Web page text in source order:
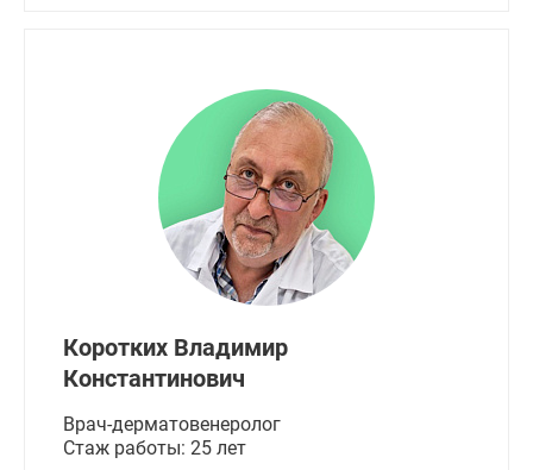
Коротких Владимир
Константинович
Врач-дерматовенеролог
Стаж работы: 25 лет